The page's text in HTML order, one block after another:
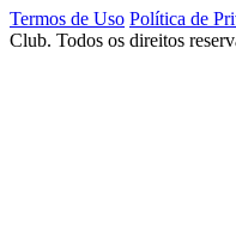
Termos de Uso Política de
Club. Todos os direitos